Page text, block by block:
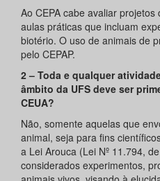
Ao CEPA cabe avaliar
aulas práticas que incluam
biotério. O uso de animais de
pelo CEPAP.
2 – Toda e qualquer
âmbito da UFS deve ser
CEUA?
Não, somente aquelas que
animal, seja para fins
a Lei Arouca (Lei Nº 11.794,
considerados experimentos,